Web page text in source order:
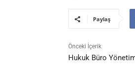
Paylaş
Önceki İçerik
Hukuk Büro